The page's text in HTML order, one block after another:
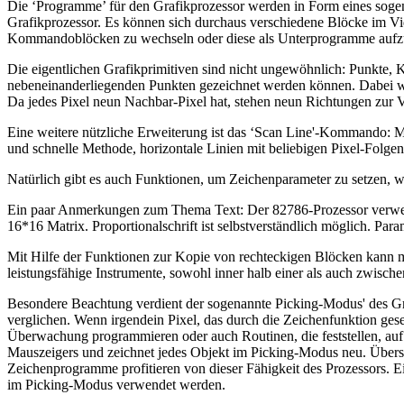
Die ‘Programme’ für den Grafikprozessor werden in Form eines
Grafikprozessor. Es können sich durchaus verschiedene Blöcke im
Kommandoblöcken zu wechseln oder diese als Unterprogramme
Die eigentlichen Grafikprimitiven sind nicht ungewöhnlich: Punkte,
nebeneinanderliegenden Punkten gezeichnet werden können. Dabei
Da jedes Pixel neun Nachbar-Pixel hat, stehen neun Richtungen
Eine weitere nützliche Erweiterung ist das ‘Scan Line'-Kommando:
und schnelle Methode, horizontale Linien mit beliebigen Pixel-
Natürlich gibt es auch Funktionen, um Zeichenparameter zu
Ein paar Anmerkungen zum Thema Text: Der 82786-Prozessor
16*16 Matrix. Proportionalschrift ist selbstverständlich möglich.
Mit Hilfe der Funktionen zur Kopie von rechteckigen Blöcken kann
leistungsfähige Instrumente, sowohl inner halb einer als auch
Besondere Beachtung verdient der sogenannte Picking-Modus' des
verglichen. Wenn irgendein Pixel, das durch die Zeichenfunktion
Überwachung programmieren oder auch Routinen, die feststellen,
Mauszeigers und zeichnet jedes Objekt im Picking-Modus neu.
Zeichenprogramme profitieren von dieser Fähigkeit des
im Picking-Modus verwendet werden.